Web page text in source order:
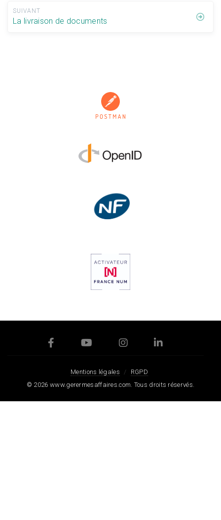
SUIVANT
La livraison de documents
Mentions légales
RGPD
© 2026 www.gerermesaffaires.com. Tous droits réservés.